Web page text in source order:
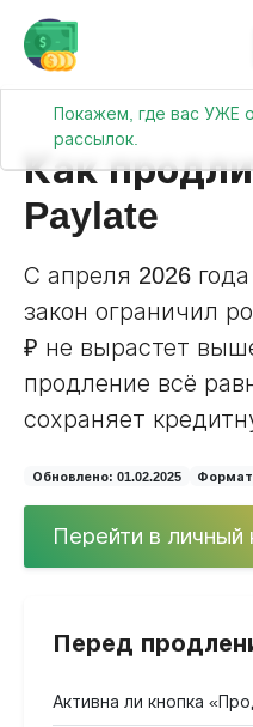
Покажем, где вас УЖЕ
рассылок.
Как
Paylate
С апреля 2026
закон ограничил
₽ не вырастет
продление всё
сохраняет
Обновлено: 01.02.2025
Перейти в личный
Перед
Активна ли кнопка